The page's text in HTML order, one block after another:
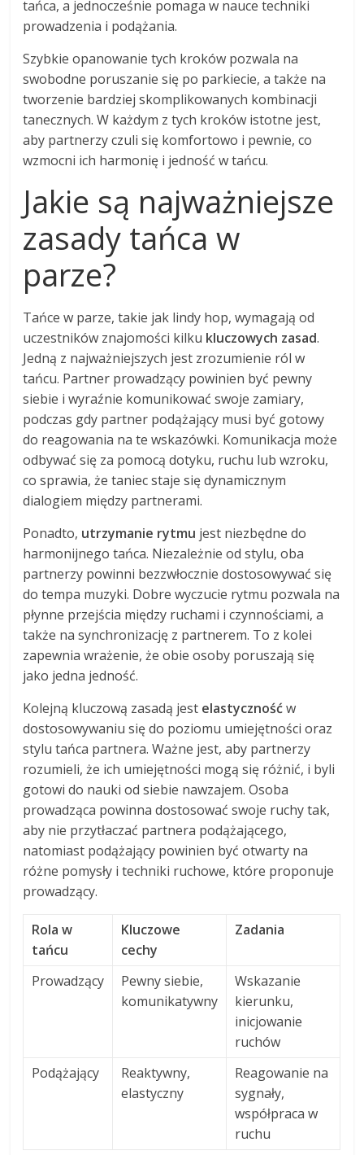
tańca, a jednocześnie pomaga w nauce techniki
prowadzenia i podążania.
Szybkie opanowanie tych kroków pozwala na
swobodne poruszanie się po parkiecie, a także na
tworzenie bardziej skomplikowanych kombinacji
tanecznych. W każdym z tych kroków istotne jest,
aby partnerzy czuli się komfortowo i pewnie, co
wzmocni ich harmonię i jedność w tańcu.
Jakie są najważniejsze
zasady tańca w
parze?
Tańce w parze, takie jak lindy hop, wymagają od
uczestników znajomości kilku kluczowych zasad.
Jedną z najważniejszych jest zrozumienie ról w
tańcu. Partner prowadzący powinien być pewny
siebie i wyraźnie komunikować swoje zamiary,
podczas gdy partner podążający musi być gotowy
do reagowania na te wskazówki. Komunikacja może
odbywać się za pomocą dotyku, ruchu lub wzroku,
co sprawia, że taniec staje się dynamicznym
dialogiem między partnerami.
Ponadto, utrzymanie rytmu jest niezbędne do
harmonijnego tańca. Niezależnie od stylu, oba
partnerzy powinni bezzwłocznie dostosowywać się
do tempa muzyki. Dobre wyczucie rytmu pozwala na
płynne przejścia między ruchami i czynnościami, a
także na synchronizację z partnerem. To z kolei
zapewnia wrażenie, że obie osoby poruszają się
jako jedna jedność.
Kolejną kluczową zasadą jest elastycznośćw
dostosowywaniu się do poziomu umiejętności oraz
stylu tańca partnera. Ważne jest, aby partnerzy
rozumieli, że ich umiejętności mogą się różnić, i byli
gotowi do nauki od siebie nawzajem. Osoba
prowadząca powinna dostosować swoje ruchy tak,
aby nie przytłaczać partnera podążającego,
natomiast podążający powinien być otwarty na
różne pomysły i techniki ruchowe, które proponuje
prowadzący.
Rola w
tańcu
Kluczowe
cechy
Zadania
Prowadzący
Pewny siebie,
komunikatywny
Wskazanie
kierunku,
inicjowanie
ruchów
Podążający
Reaktywny,
elastyczny
Reagowanie na
sygnały,
współpraca w
ruchu